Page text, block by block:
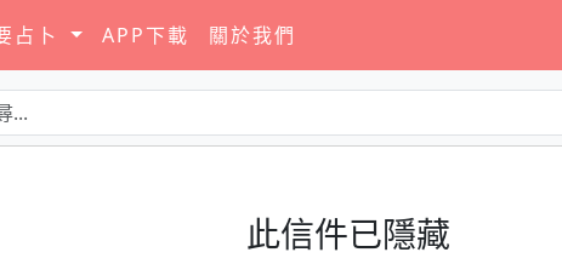
占卜 APP下載 關於我們
此信件已隱藏